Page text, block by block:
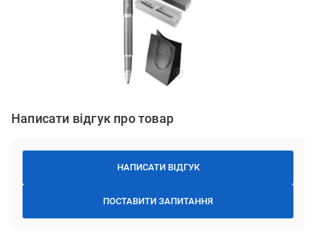
Написати відгук про товар
НАПИСАТИ ВІДГУК
ПОСТАВИТИ ЗАПИТАННЯ